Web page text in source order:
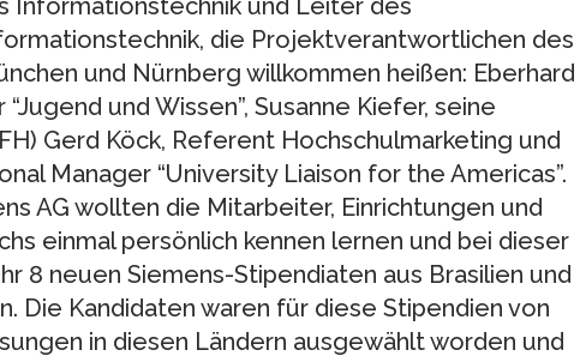
Informationstechnik und Leiter des
die Projektverantwortlichen des
und Nürnberg willkommen heißen: Eberhard
und Wissen”, Susanne Kiefer, seine
Gerd Köck, Referent Hochschulmarketing und
Manager “University Liaison for the Americas”.
AG wollten die Mitarbeiter, Einrichtungen und
einmal persönlich kennen lernen und bei dieser
8 neuen Siemens-Stipendiaten aus Brasilien und
Die Kandidaten waren für diese Stipendien von
in diesen Ländern ausgewählt worden und